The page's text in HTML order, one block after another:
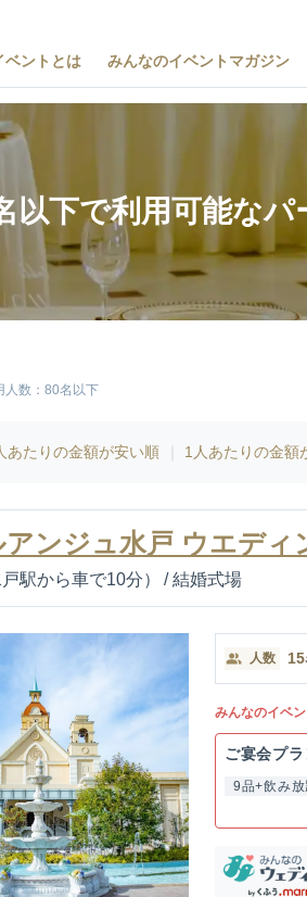
ベントとは みんなのイベントマガジン
以下で利用可能な
人数：80名以下
あたりの金額が安い順 1人あたりの金額
ンジュ水戸 ウエディ
駅から車で10分） / 結婚式場
人数 15
みんなのイベ
ご宴会プラ
9品+飲み放